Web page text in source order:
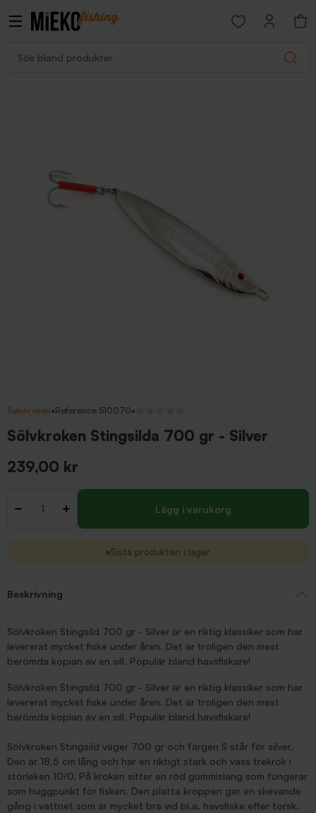
Search
Open favorites
Sølvkroken•Reference 510070•
Sölvkroken Stingsilda 700 gr - Silver
239,00 kr
- + Lägg i varukorg
Sista produkten i lager
Beskrivning
Sölvkroken Stingsild 700 gr - Silver är en riktig klassiker som har
levererat mycket fiske under åren. Det är troligen den mest
berömda kopian av en sill. Populär bland havsfiskare!
Sölvkroken Stingsild 700 gr - Silver är en riktig klassiker som har
levererat mycket fiske under åren. Det är troligen den mest
berömda kopian av en sill. Populär bland havsfiskare!
Sölvkroken Stingsild väger 700 gr och färgen S står för silver.
Den är 18,5 cm lång och har en riktigt stark och vass trekrok i
storleken 10/0. På kroken sitter en röd gummislang som fungerar
som huggpunkt för fisken. Den platta kroppen ger en skevande
gång i vattnet som är mycket bra vid bl.a. havsfiske efter torsk.